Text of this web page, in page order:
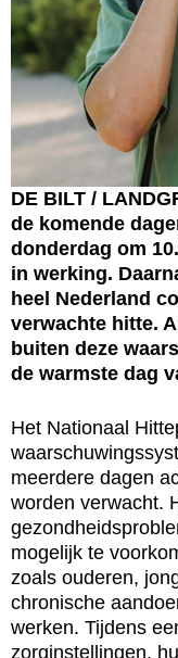
DE BILT /
de komende
donderdag om
in werking.
heel Nederland
verwachte hitte.
buiten deze
de warmste dag
Het Nationaal
meerdere dagen
worden verwacht.
mogelijk te
zoals ouderen,
chronische
werken. Tijdens
zorginstellingen,